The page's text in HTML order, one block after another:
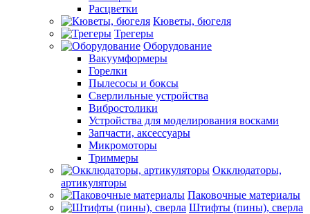
Расцветки
Кюветы, бюгеля
Трегеры
Оборудование
Вакуумформеры
Горелки
Пылесосы и боксы
Сверлильные устройства
Вибростолики
Устройства для моделирования восками
Запчасти, аксессуары
Микромоторы
Триммеры
Окклюдаторы,
артикуляторы
Паковочные материалы
Штифты (пины), сверла